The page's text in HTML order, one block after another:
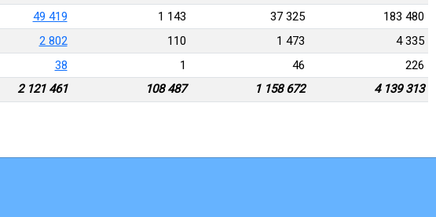
49 419 1 143 37 325
183 480
2 802 110 1 473
4 335
38 1 46
226
2 121 461 108 487 1 158 672 4 139 313